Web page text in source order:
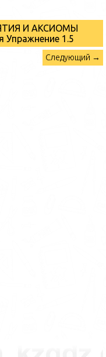
И АКСИОМЫ
Упражнение 1.5
Следующий →